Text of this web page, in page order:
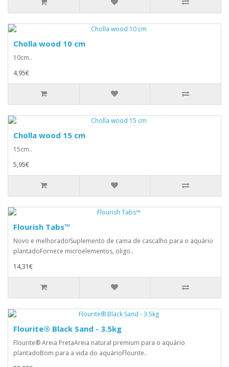
Cholla wood 10 cm
10cm..
4,95€
Cholla wood 15 cm
15cm..
5,95€
Flourish Tabs™
Novo e melhorado!Suplemento de cama de cascalho para o aquário
plantadoFornece microelementos, oligo..
14,31€
Flourite® Black Sand - 3.5kg
Flourite® Areia PretaAreia natural premium para o aquário
plantadoBom para a vida do aquárioFlourite..